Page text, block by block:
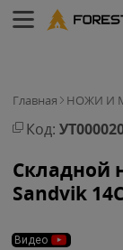
Главная НОЖИ И
Код:
Складной
Sandvik
Видео